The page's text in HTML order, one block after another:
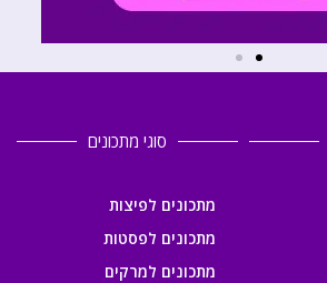
סוגי מתכונים
מתכונים לפיצות
מתכונים לפסטות
מתכונים למרקים